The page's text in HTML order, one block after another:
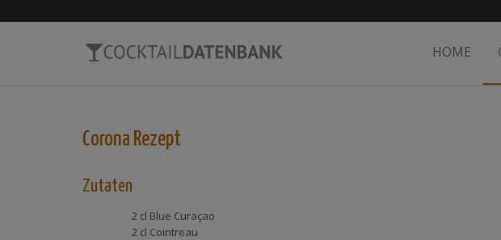
HOME
Corona Rezept
Zutaten
2 cl Blue Curaçao
2 cl Cointreau